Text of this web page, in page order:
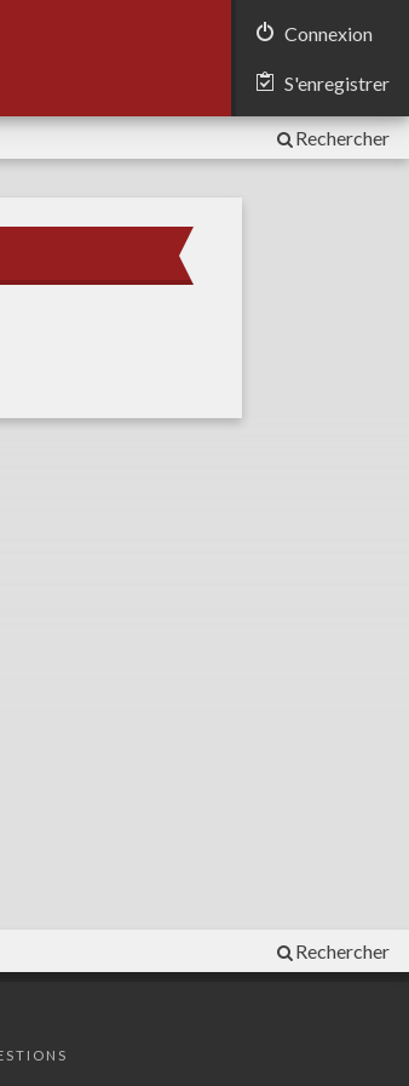
Connexion
S'enregistrer
Rechercher
Rechercher